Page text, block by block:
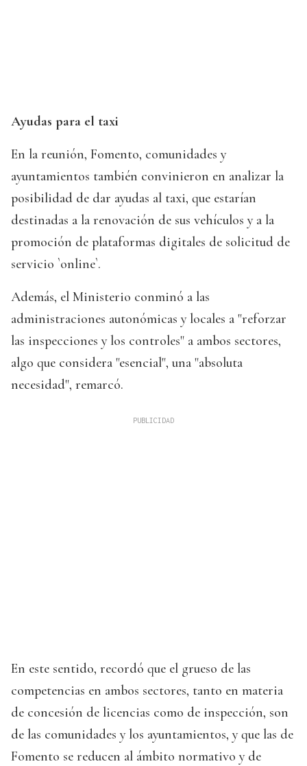
Ayudas para el taxi
En la reunión, Fomento, comunidades y
ayuntamientos también convinieron en analizar la
posibilidad de dar ayudas al taxi, que estarían
destinadas a la renovación de sus vehículos y a la
promoción de plataformas digitales de solicitud de
servicio `online`.
Además, el Ministerio conminó a las
administraciones autonómicas y locales a "reforzar
las inspecciones y los controles" a ambos sectores,
algo que considera "esencial", una "absoluta
necesidad", remarcó.
En este sentido, recordó que el grueso de las
competencias en ambos sectores, tanto en materia
de concesión de licencias como de inspección, son
de las comunidades y los ayuntamientos, y que las de
Fomento se reducen al ámbito normativo y de